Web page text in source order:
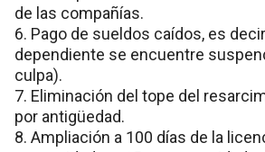
de las compañías.
6. Pago de sueldos caídos, es
dependiente se encuentre
culpa).
7. Eliminación del tope del
por antigüedad.
8. Ampliación a 100 días de la